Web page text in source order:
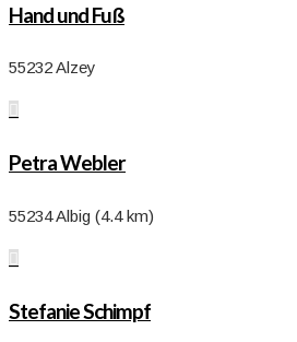
Hand und Fuß
55232 Alzey

Petra Webler
55234 Albig (4.4 km)

Stefanie Schimpf